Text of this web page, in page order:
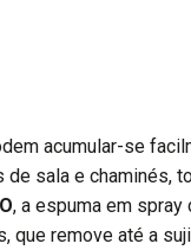
acumular-se
sala e chaminés,
, a espuma em
que remove até a